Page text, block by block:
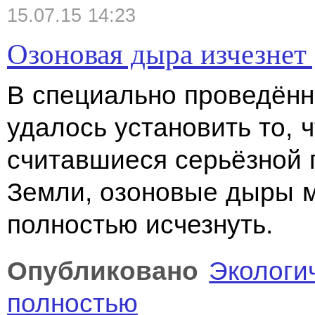
15.07.15 14:23
Озоновая дыра
В специально
удалось установить то,
считавшиеся
Земли, озоновые дыры
полностью исчезнуть.
Опубликовано
полностью